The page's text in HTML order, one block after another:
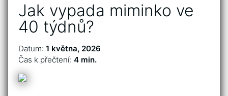
Jak vypada miminko ve
40 týdnů?
Datum: 1 května, 2026
Čas k přečtení: 4 min.